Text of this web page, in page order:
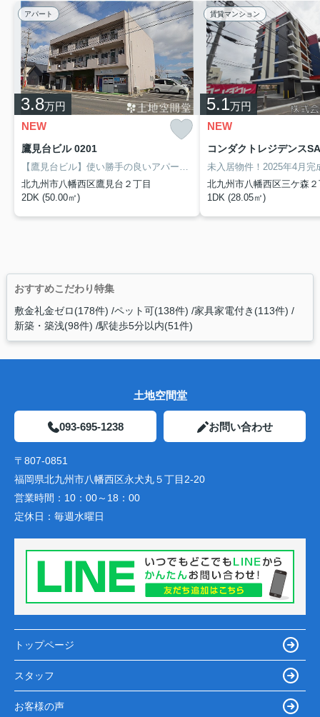
アパート
3.8万円
NEW
鷹見台ビル 0201
北九州市八幡西区鷹見台２丁目
2DK (50.00㎡)
賃貸マンション
5.1万円
NEW
コンダクトレジデンス
北九州市八幡西区三ケ森
1DK (28.05㎡)
おすすめこだわり特集
敷金礼金ゼロ(178件) ペット可(138件) 家具家電付き(113件)
新築・築浅(98件) 駅徒歩5分以内(51件)
土地空間堂
093-695-1238 お問い合わせ
〒807-0851
福岡県北九州市八幡西区永犬丸５丁目2-20
営業時間： 10：00～18：00
定休日： 毎週水曜日
トップページ
スタッフ
お客様の声